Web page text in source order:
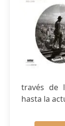
través de
hasta la